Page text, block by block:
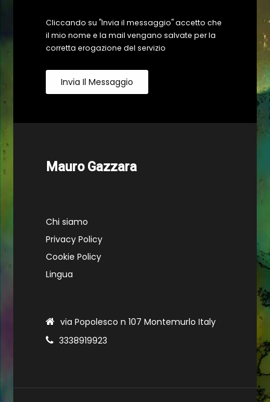
Cliccando su "Invia il messaggio" accetto che
il mio nome e la mail vengano salvate per la
corretta erogazione del servizio
Invia Il Messaggio
Mauro Gazzara
Chi siamo
Privacy Policy
Cookie Policy
Lingua
via Popolesco n 107 Montemurlo Italy
3338919923